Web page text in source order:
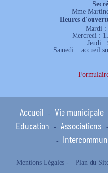
Mme
Heures
Mardi :
Mercredi :
Jeudi :
Samedi : accueil
Accueil - Vie municipale
Education - Associations -
-
Mentions Légales- Plan du